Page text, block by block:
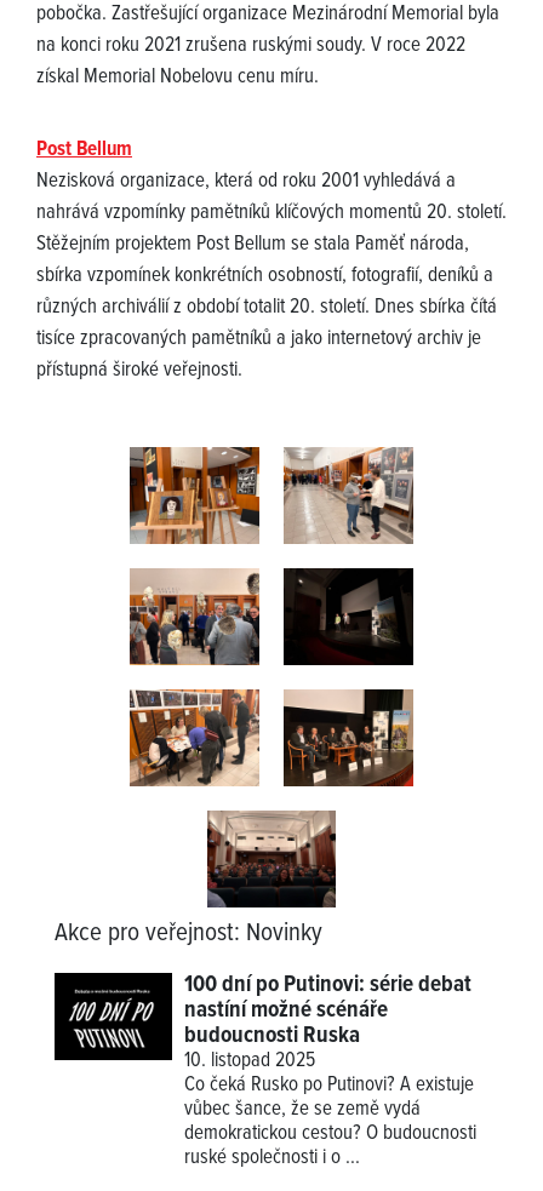
pobočka. Zastřešující organizace Mezinárodní Memorial byla
na konci roku 2021 zrušena ruskými soudy. V roce 2022
získal Memorial Nobelovu cenu míru.
Post Bellum
Nezisková organizace, která od roku 2001 vyhledává a
nahrává vzpomínky pamětníků klíčových momentů 20. století.
Stěžejním projektem Post Bellum se stala Paměť národa,
sbírka vzpomínek konkrétních osobností, fotografií, deníků a
různých archiválií z období totalit 20. století. Dnes sbírka čítá
tisíce zpracovaných pamětníků a jako internetový archiv je
přístupná široké veřejnosti.
Akce pro veřejnost: Novinky
100 dní po Putinovi: série debat
nastíní možné scénáře
budoucnosti Ruska
10. listopad 2025
Co čeká Rusko po Putinovi? A existuje
vůbec šance, že se země vydá
demokratickou cestou? O budoucnosti
ruské společnosti i o ...